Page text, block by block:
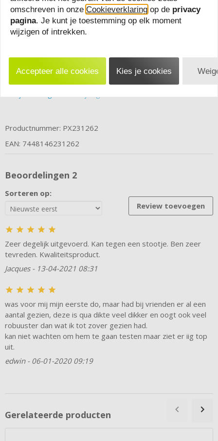
Inhoud deksel: 1,2 liter
B x H x D (in cm): 31,1 x 14,6 x 27
B x H x D met verpakking (in cm): 29 x 14 x 29
Gewicht (in g): 7650
Productnummer: PX231262
EAN: 7448146231262
Beoordelingen 2
Sorteren op:
Review toevoegen
Zeer degelijk uitgevoerd. Kan tegen een stootje. Ben zeer
tevreden. Kwaliteitsproduct.
Jacques - 13-04-2021 08:31
was voor mij mijn eerste do, maar had bij vrienden er al een
aantal gezien, deze is qua dikte veel dikker en oogt ook veel
robuuster dan wat ik tot zover gezien had.
kan niet wachten om hem te gaan testen maar ziet er iig top
uit.
edwin - 06-01-2020 09:19
Gerelateerde producten
omschreven in onze Cookieverklaring op de privacy
pagina. Je kunt je toestemming op elk moment
wijzigen of intrekken.
Accepteer alle cookies Kies je cookies